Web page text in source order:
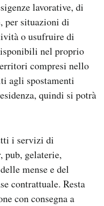
lavorative, di
per situazioni di
o usufruire di
nel proprio
compresi nello
agli spostamenti
quindi si potrà
i servizi di
pub, gelaterie,
mense e del
contrattuale. Resta
con consegna a